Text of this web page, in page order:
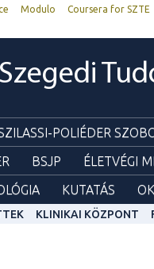
Modulo Coursera for SZTE
Szegedi
POLIÉDER
BSJP ÉLETVÉGI
KUTATÁS
KLINIKAI KÖZPONT